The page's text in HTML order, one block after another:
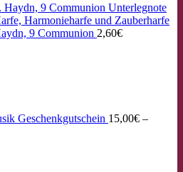
9 Communion 2,60€
Geschenkgutschein 15,00€ –